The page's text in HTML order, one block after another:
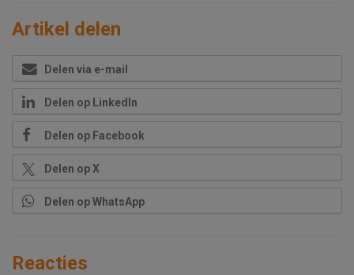
Artikel delen
Delen via e-mail
Delen op LinkedIn
Delen op Facebook
Delen op X
Delen op WhatsApp
Reacties